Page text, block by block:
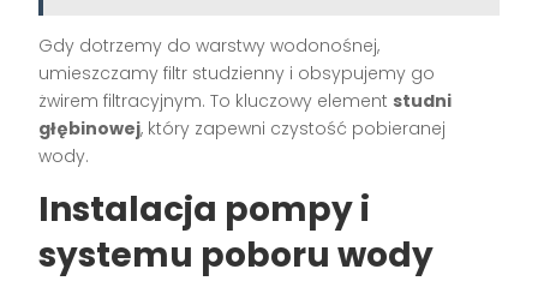
Gdy dotrzemy do warstwy wodonośnej,
umieszczamy filtr studzienny i obsypujemy go
żwirem filtracyjnym. To kluczowy element studni
głębinowej, który zapewni czystość pobieranej
wody.
Instalacja pompy i
systemu poboru wody